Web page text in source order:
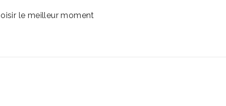
le meilleur moment